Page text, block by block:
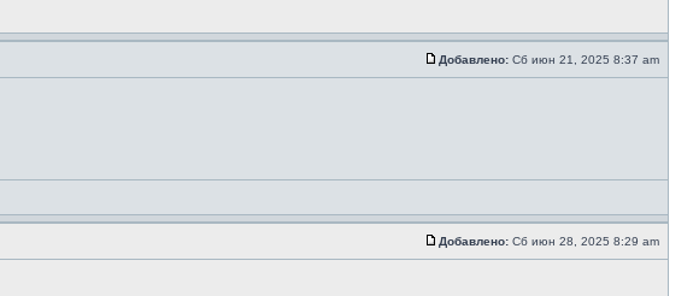
Добавлено: Сб июн 21, 2025 8:37 am
Добавлено: Сб июн 28, 2025 8:29 am